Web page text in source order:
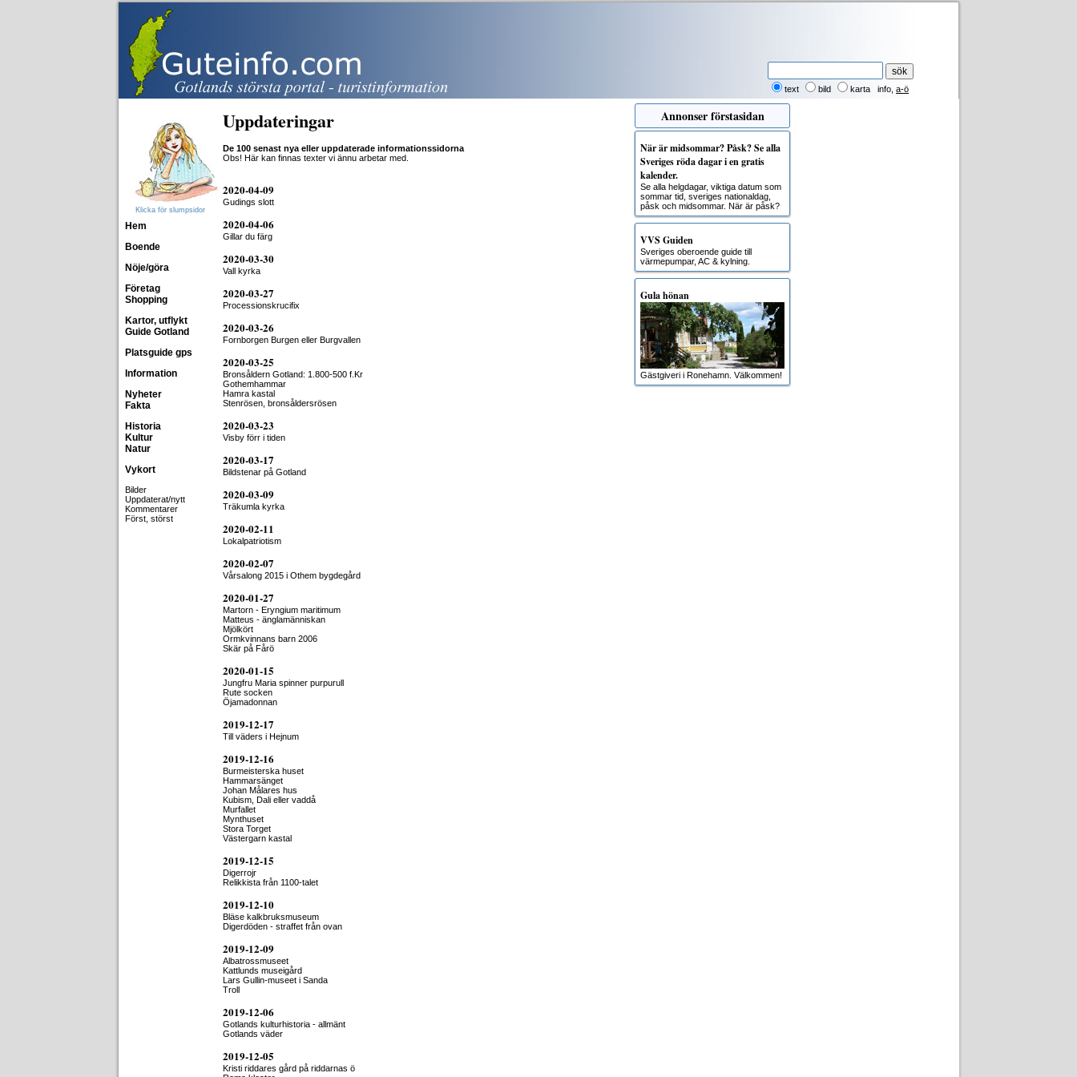
text bild karta info a-ö
Klicka för slumpsidor
Hem
Boende
Nöje/göra
Företag
Shopping
Kartor, utflykt
Guide Gotland
Platsguide gps
Information
Nyheter
Fakta
Historia
Kultur
Natur
Vykort
Bilder
Uppdaterat/nytt
Kommentarer
Först, störst
Uppdateringar
De 100 senast nya eller uppdaterade informationssidorna
Obs! Här kan finnas texter vi ännu arbetar med.
2020-04-09
Gudings slott
2020-04-06
Gillar du färg
2020-03-30
Vall kyrka
2020-03-27
Processionskrucifix
2020-03-26
Fornborgen Burgen eller Burgvallen
2020-03-25
Bronsåldern Gotland: 1.800-500 f.Kr
Gothemhammar
Hamra kastal
Stenrösen, bronsåldersrösen
2020-03-23
Visby förr i tiden
2020-03-17
Bildstenar på Gotland
2020-03-09
Träkumla kyrka
2020-02-11
Lokalpatriotism
2020-02-07
Vårsalong 2015 i Othem bygdegård
2020-01-27
Martorn - Eryngium maritimum
Matteus - änglamänniskan
Mjölkört
Ormkvinnans barn 2006
Skär på Fårö
2020-01-15
Jungfru Maria spinner purpurull
Rute socken
Öjamadonnan
2019-12-17
Till väders i Hejnum
2019-12-16
Burmeisterska huset
Hammarsänget
Johan Målares hus
Kubism, Dali eller vaddå
Murfallet
Mynthuset
Stora Torget
Västergarn kastal
2019-12-15
Digerrojr
Relikkista från 1100-talet
2019-12-10
Bläse kalkbruksmuseum
Digerdöden - straffet från ovan
2019-12-09
Albatrossmuseet
Kattlunds museigård
Lars Gullin-museet i Sanda
Troll
2019-12-06
Gotlands kulturhistoria - allmänt
Gotlands väder
2019-12-05
Kristi riddares gård på riddarnas ö
Annonser förstasidan
När är midsommar? Påsk? Se alla
Sveriges röda dagar i en gratis
kalender.
Se alla helgdagar, viktiga datum som
sommar tid, sveriges nationaldag,
påsk och midsommar. När är påsk?
VVS Guiden
Sveriges oberoende guide till
värmepumpar, AC & kylning.
Gula hönan
Gästgiveri i Ronehamn. Välkommen!